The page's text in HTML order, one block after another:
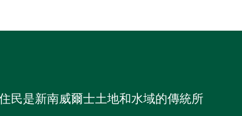
民是新南威爾士土地和水域的傳統所